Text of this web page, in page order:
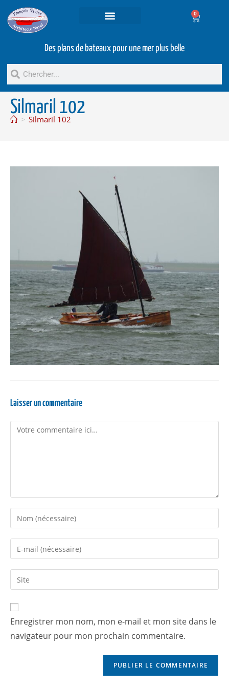
0
Des plans de bateaux pour une mer plus belle
Silmaril 102
> Silmaril 102
Laisser un commentaire
Enregistrer mon nom, mon e-mail et mon site dans le
navigateur pour mon prochain commentaire.